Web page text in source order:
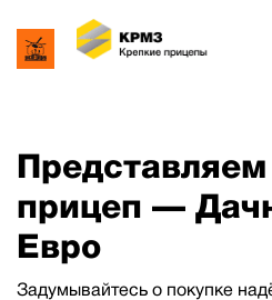
прицеп —
Евро
Задумывайтесь о покупке